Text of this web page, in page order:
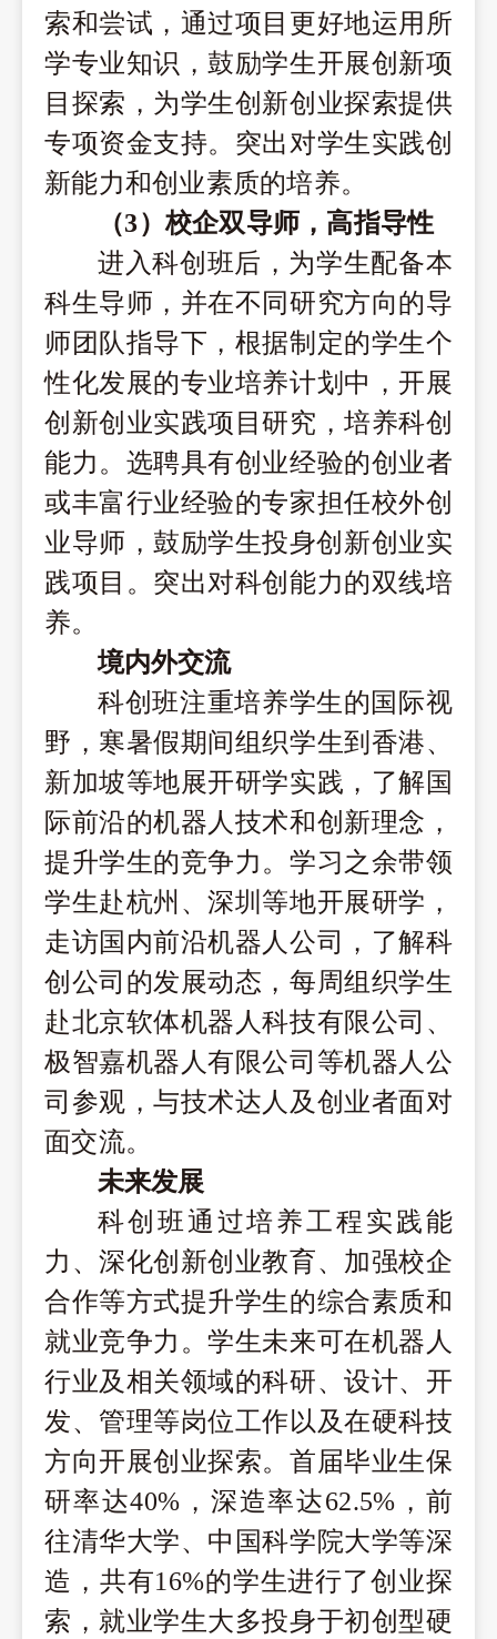
索和尝试，通过项目更好地运用所
学专业知识，鼓励学生开展创新项
目探索，为学生创新创业探索提供
专项资金支持。突出对学生实践创
新能力和创业素质的培养。
（3）校企双导师 ，高指导性
进入科创班后 ， 为学生配备本
科生导师，并在不同 研究方向的导
师团队指导下，根据制定的学生个
性化发展的专业培养计划中，开展
创新创业实践项目研究，培养科创
能力。选聘具有创业经验的创业者
或丰富行业经验的专家担任校外创
业导师 ，鼓励学生投身创新创业实
践项目。 突出对科创能力的双线培
养。
境内外交流
科创班注重培养学生的国际视
野， 寒暑假期间组织学生到香港、
新加坡等地展开研学实践 ， 了解国
际前沿的机器人技术和创新理念，
提升学生的竞争力。 学习之余带领
学生赴杭州、深圳等地开展研学，
走访国内前沿机器人公司， 了解科
创公司 的发展动态，每周组织学生
赴北京软体机器人科技有限公司、
极智嘉机器人有限公司等机器人公
司参观，与技术达人及创 业者面对
面交流。
未来发展
科创班通过培养工程实践能
力、深化创新创业教育、加强校企
合作等方式提升学生的综合素质和
就业竞争力。学生未来可在机器人
行业及相关领域的科研、设计、开
发、管理等岗位工作以及在硬科技
方向开展创业探索。 首届毕业生保
研率达40% ，深造率达62.5% ，前
往清华大学、中国科学院大学等深
造，共有16%的学生进行了创业探
索，就业学生大多投身于初创型硬